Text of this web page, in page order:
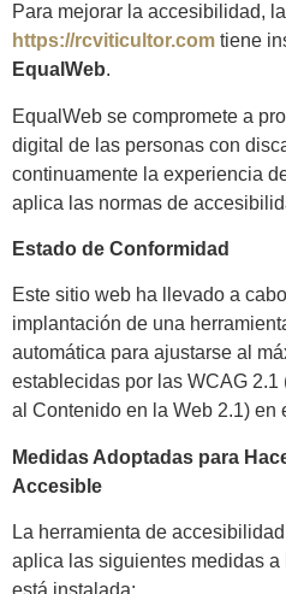
Para mejorar la accesibilidad,
https://rcviticultor.com tiene
EqualWeb.
EqualWeb se compromete a
digital de las personas con
continuamente la experiencia
aplica las normas de
Estado de Conformidad
Este sitio web ha llevado a
implantación de una
automática para ajustarse al
establecidas por las WCAG
al Contenido en la Web 2.1) en
Medidas Adoptadas para
Accesible
La herramienta de
aplica las siguientes medidas
está instalada: